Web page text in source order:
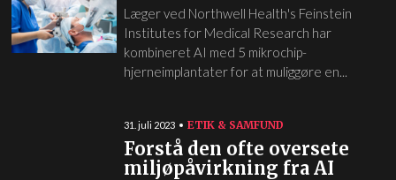
Læger ved Northwell Health's Feinstein
Institutes for Medical Research har
kombineret AI med 5 mikrochip-
hjerneimplantater for at muliggøre en...
31. juli 2023 ETIK & SAMFUND
Forstå den ofte oversete
miljøpåvirkning fra AI